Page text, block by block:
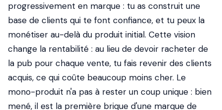
progressivement en marque : tu as construit une
base de clients qui te font confiance, et tu peux la
monétiser au-delà du produit initial. Cette vision
change la rentabilité : au lieu de devoir racheter de
la pub pour chaque vente, tu fais revenir des clients
acquis, ce qui coûte beaucoup moins cher. Le
mono-produit n'a pas à rester un coup unique : bien
mené, il est la première brique d'une marque de